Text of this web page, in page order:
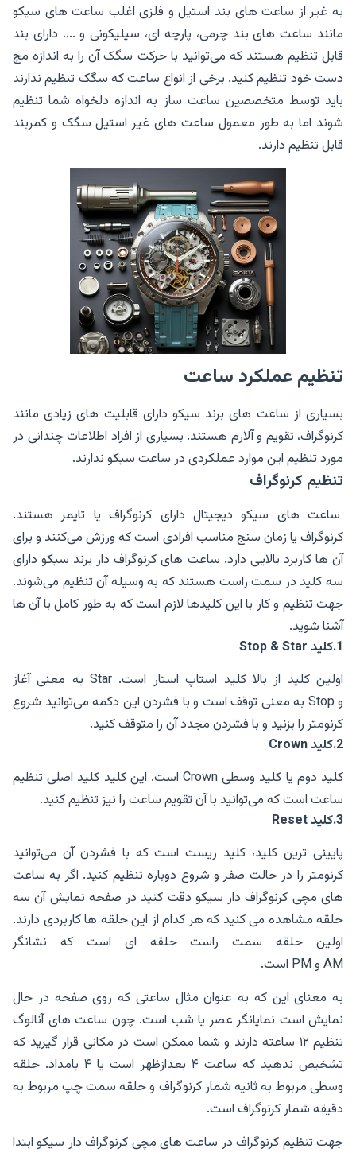
به غیر از ساعت های بند استیل و فلزی اغلب ساعت های سیکو
مانند ساعت های بند چرمی، پارچه ای، سیلیکونی و .... دارای بند
قابل تنظیم هستند که می‌توانید با حرکت سگک آن را به اندازه مچ
دست خود تنظیم کنید. برخی از انواع ساعت که سگک تنظیم ندارند
باید توسط متخصصین ساعت ساز به اندازه دلخواه شما تنظیم
شوند اما به طور معمول ساعت های غیر استیل سگک و کمربند
قابل تنظیم دارند.
تنظیم عملکرد ساعت
بسیاری از ساعت های برند سیکو دارای قابلیت های زیادی مانند
کرنوگراف، تقویم و آلارم هستند. بسیاری از افراد اطلاعات چندانی در
مورد تنظیم این موارد عملکردی در ساعت سیکو ندارند.
تنظیم کرنوگراف
ساعت های سیکو دیجیتال دارای کرنوگراف یا تایمر هستند.
کرنوگراف یا زمان سنج مناسب افرادی است که ورزش می‌کنند و برای
آن ها کاربرد بالایی دارد. ساعت های کرنوگراف دار برند سیکو دارای
سه کلید در سمت راست هستند که به وسیله آن تنظیم می‌شوند.
جهت تنظیم و کار با این کلیدها لازم است که به طور کامل با آن ها
آشنا شوید.
1. کلید Stop & Star
اولین کلید از بالا کلید استاپ استار است. Star به معنی آغاز
و Stop به معنی توقف است و با فشردن این دکمه می‌توانید شروع
کرنومتر را بزنید و با فشردن مجدد آن را متوقف کنید.
2. کلید Crown
کلید دوم یا کلید وسطی Crown است. این کلید کلید اصلی تنظیم
ساعت است که می‌توانید با آن تقویم ساعت را نیز تنظیم کنید.
3.کلید Reset
پایینی ترین کلید، کلید ریست است که با فشردن آن می‌توانید
کرنومتر را در حالت صفر و شروع دوباره تنظیم کنید. اگر به ساعت
های مچی کرنوگراف دار سیکو دقت کنید در صفحه نمایش آن سه
حلقه مشاهده می کنید که هر کدام از این حلقه ها کاربردی دارند.
اولین حلقه سمت راست حلقه ای است که نشانگر
AM و PM است.
به معنای این که به عنوان مثال ساعتی که روی صفحه در حال
نمایش است نمایانگر عصر یا شب است. چون ساعت های آنالوگ
تنظیم ۱۲ ساعته دارند و شما ممکن است در مکانی قرار گیرید که
تشخیص ندهید که ساعت ۴ بعدازظهر است یا ۴ بامداد. حلقه
وسطی مربوط به ثانیه شمار کرنوگراف و حلقه سمت چپ مربوط به
دقیقه شمار کرنوگراف است.
جهت تنظیم کرنوگراف در ساعت های مچی کرنوگراف دار سیکو ابتدا